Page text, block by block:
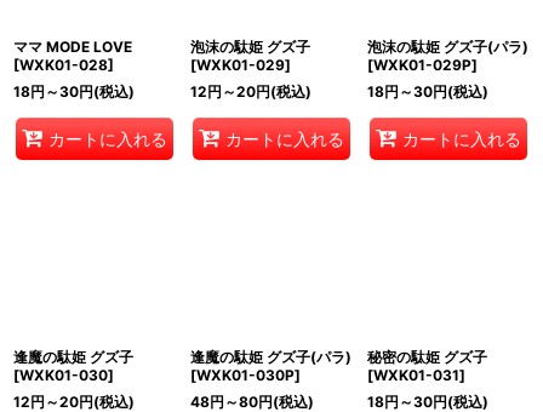
ママ MODE LOVE
[WXK01-028]
18円 ～30円(税込)
カートに入れる
泡沫の駄姫 グズ子
[WXK01-029]
12円 ～20円(税込)
カートに入れる
泡沫の駄姫 グズ子(パラ)
[WXK01-029P]
18円 ～30円(税込)
カートに入れる
逢魔の駄姫 グズ子
[WXK01-030]
12円 ～20円(税込)
逢魔の駄姫 グズ子(パラ)
[WXK01-030P]
48円 ～80円(税込)
秘密の駄姫 グズ子
[WXK01-031]
18円 ～30円(税込)